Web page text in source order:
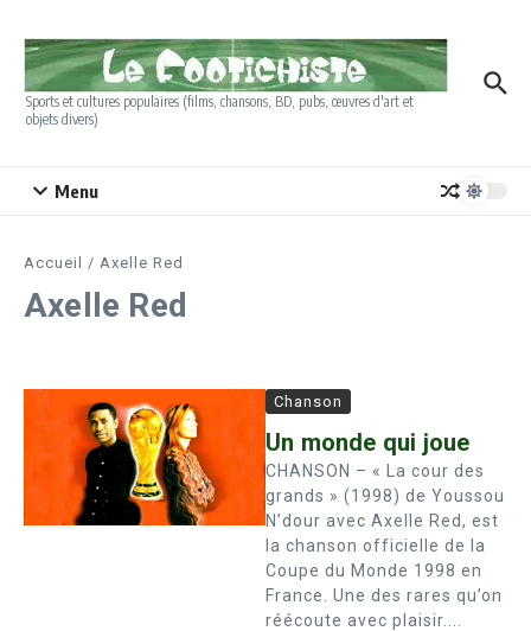
Sports et cultures populaires (films, chansons, BD, pubs, œuvres d'art et
objets divers)
Menu
Accueil / Axelle Red
Axelle Red
Chanson
Un monde qui joue
CHANSON – « La cour des
grands » (1998) de Youssou
N’dour avec Axelle Red, est
la chanson officielle de la
Coupe du Monde 1998 en
France. Une des rares qu’on
réécoute avec plaisir....